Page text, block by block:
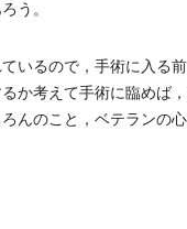
う。
いるので，手術に入る
か考えて手術に臨めば
んのこと，ベテランの